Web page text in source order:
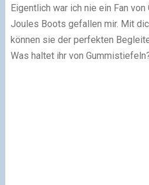
Eigentlich war ich nie ein Fan
Joules Boots gefallen mir. Mit
können sie der perfekten
Was haltet ihr von